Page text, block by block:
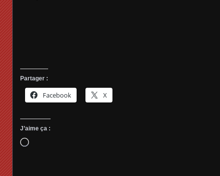
Partager :
Facebook X
J’aime ça :
Chargement…